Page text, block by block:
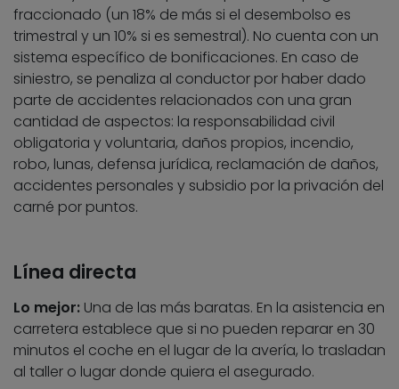
fraccionado (un 18% de más si el desembolso es
trimestral y un 10% si es semestral). No cuenta con un
sistema específico de bonificaciones. En caso de
siniestro, se penaliza al conductor por haber dado
parte de accidentes relacionados con una gran
cantidad de aspectos: la responsabilidad civil
obligatoria y voluntaria, daños propios, incendio,
robo, lunas, defensa jurídica, reclamación de daños,
accidentes personales y subsidio por la privación del
carné por puntos.
Línea directa
Lo mejor: Una de las más baratas. En la asistencia en
carretera establece que si no pueden reparar en 30
minutos el coche en el lugar de la avería, lo trasladan
al taller o lugar donde quiera el asegurado.